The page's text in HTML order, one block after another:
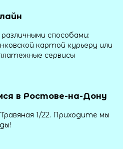
способами:
картой курьеру или
сервисы
в Ростове-на-Дону
1/22. Приходите мы